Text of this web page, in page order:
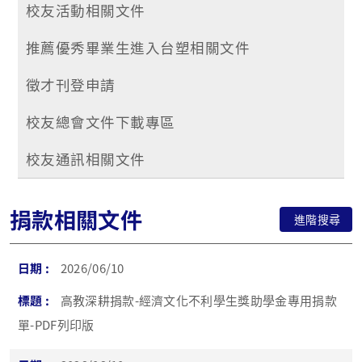
校友活動相關文件
推薦優秀畢業生進入台塑相關文件
徵才刊登申請
校友總會文件下載專區
校友通訊相關文件
捐款相關文件 進階搜尋
2026/06/10
高教深耕捐款-經濟文化不利學生獎助學金專用捐款
單-PDF列印版